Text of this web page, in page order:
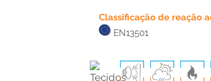
Classificação de reação
EN13501